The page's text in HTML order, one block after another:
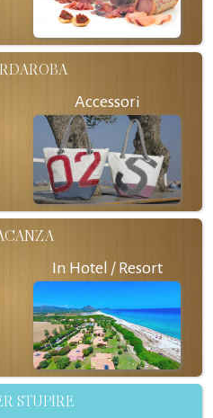
Accessori
In Hotel / Resort
STUPIRE